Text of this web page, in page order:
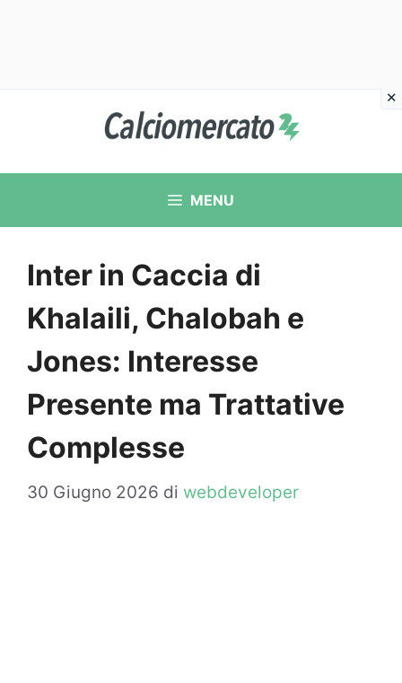
contenuto
MENU
Inter in Caccia di
Khalaili, Chalobah e
Jones: Interesse
Presente ma Trattative
Complesse
30 Giugno 2026 di webdeveloper